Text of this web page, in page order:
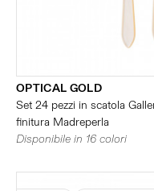
OPTICAL GOLD
Set 24 pezzi in scatola
finitura Madreperla
Disponibile in 16 colori